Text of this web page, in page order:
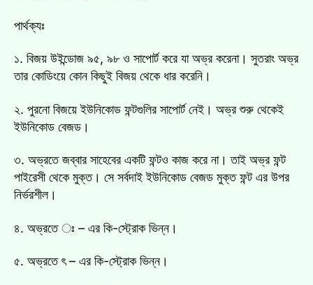
পার্থক্যঃ
১. বিজয় উইন্ডোজ ৯৫, ৯৮ ও সাপোর্ট করে যা অভ্র করেনা। সুতরাং অভ্র
তার কোডিংয়ে কোন কিছুই বিজয় থেকে ধার করেনি।
২. পুরনো বিজয়ে ইউনিকোড ফন্টগুলির সাপোর্ট নেই। অভ্র শুরু থেকেই
ইউনিকোড বেজড।
৩. অভ্রতে জব্বার সাহেবের একটি ফন্টও কাজ করে না। তাই অভ্র ফন্ট
পাইরেসী থেকে মুক্ত। সে সর্বদাই ইউনিকোড বেজড মুক্ত ফন্ট এর উপর
নির্ভরশীল।
৪. অভ্রতে ঃ – এর কি-স্ট্রোক ভিন্ন।
৫. অভ্রতে ৎ – এর কি-স্ট্রোক ভিন্ন।